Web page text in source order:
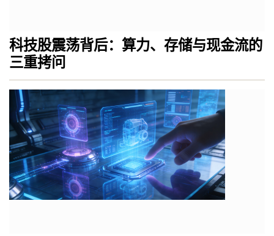
科技股震荡背后：算力、存储与现金流的
三重拷问